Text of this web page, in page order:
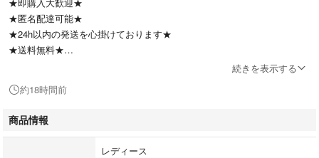
★匿名配達可能★
★24h以内の発送を心掛けております★
★送料無料★
▶︎フォロワー割実施中
・お得なフォロワー割実施中！詳しくはプロフをご覧ください。
続きを表示する
約18時間前
商品情報
レディース